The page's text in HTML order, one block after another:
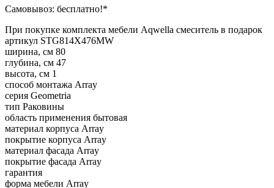
Самовывоз: бесплатно!*
При покупке комплекта мебели Aqwella смеситель в подарок
артикул STG814X476MW
ширина, см 80
глубина, см 47
высота, см 1
способ монтажа Array
серия Geometria
тип Раковины
область применения бытовая
материал корпуса Array
покрытие корпуса Array
материал фасада Array
покрытие фасада Array
гарантия
форма мебели Array